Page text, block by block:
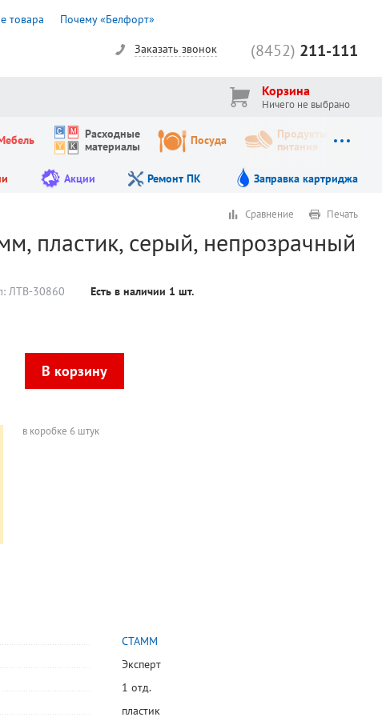
товара Почему «Белфорт»
(8452) 211-111
Заказать звонок
Корзина
Ничего не выбрано
Расходные
материалы
Посуда
Продукты
питания
Акции Ремонт ПК Заправка картриджа
пластик, серый, непрозрачный
Сравнение Печать
ЛТВ-30860 Есть в наличии 1 шт.
в коробке 6 штук
СТАММ
Эксперт
1 отд.
пластик